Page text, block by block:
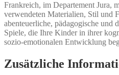
Frankreich, im Departement Jura,
verwendeten Materialien, Stil und
abenteuerliche, pädagogische und
Spiele, die Ihre Kinder in ihrer
sozio-emotionalen Entwicklung
Zusätzliche